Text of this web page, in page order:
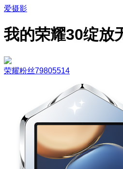
爱摄影
我的荣耀30绽放
荣耀粉丝79805514